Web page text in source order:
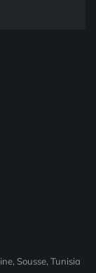
Sousse, Tunisia